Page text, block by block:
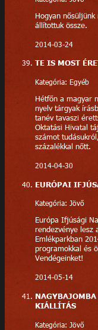
Hogyan
állítottuk össze.
2014-03-24
TE IS MOST
Kategória: Egyéb
Hétfőn a magyar
nyelv tárgyak
tanév tavaszi
Oktatási Hivatal
számot
százalékkal nőtt.
2014-04-30
EURÓPAI
Kategória: Jövő
Európa Ifjúsági
rendezvénye lesz
Emlékparkban
programokkal és
Vendégeinket!
2014-05-14
KIÁLLÍTÁS
Kategória: Jövő